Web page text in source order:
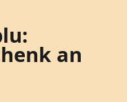
an